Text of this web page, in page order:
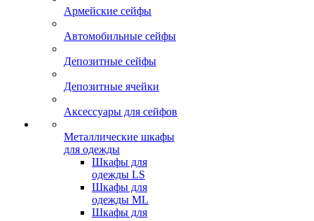
Армейские сейфы
Автомобильные сейфы
Депозитные сейфы
Депозитные ячейки
Аксессуары для сейфов
Металлические шкафы
для одежды
Шкафы для
одежды LS
Шкафы для
одежды ML
Шкафы для